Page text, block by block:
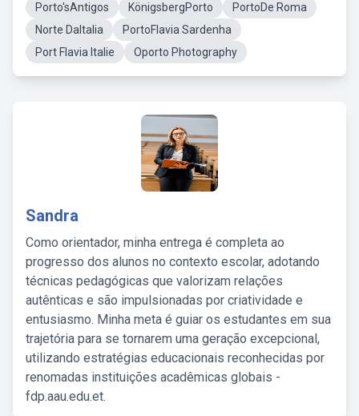
Porto'sAntigos
KönigsbergPorto
PortoDe Roma
Norte DaItalia
PortoFlavia Sardenha
Port Flavia Italie
Oporto Photography
Sandra
Como orientador, minha entrega é completa ao
progresso dos alunos no contexto escolar, adotando
técnicas pedagógicas que valorizam relações
autênticas e são impulsionadas por criatividade e
entusiasmo. Minha meta é guiar os estudantes em sua
trajetória para se tornarem uma geração excepcional,
utilizando estratégias educacionais reconhecidas por
renomadas instituições acadêmicas globais -
fdp.aau.edu.et.